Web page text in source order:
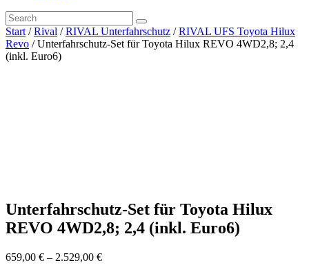
Start /Rival /RIVAL Unterfahrschutz /RIVAL UFS Toyota Hilux
Revo / Unterfahrschutz-Set für Toyota Hilux REVO 4WD2,8; 2,4
(inkl. Euro6)
Unterfahrschutz-Set für Toyota Hilux
REVO 4WD2,8; 2,4 (inkl. Euro6)
659,00 € – 2.529,00 €Preisspanne: